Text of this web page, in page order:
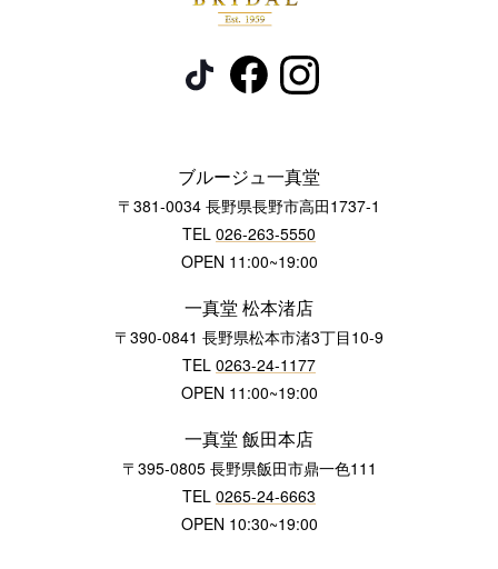
ブルージュ一真堂
〒381-0034 長野県長野市高田1737-1
TEL 026-263-5550
OPEN 11:00~19:00
一真堂 松本渚店
〒390-0841 長野県松本市渚3丁目10-9
TEL 0263-24-1177
OPEN 11:00~19:00
一真堂 飯田本店
〒395-0805 長野県飯田市鼎一色111
TEL 0265-24-6663
OPEN 10:30~19:00